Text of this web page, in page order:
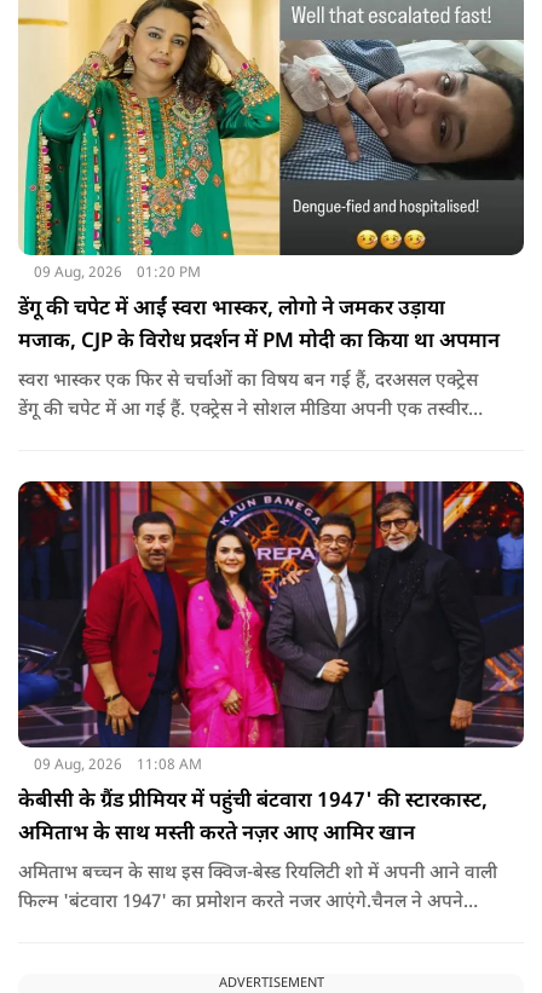
09 Aug, 2026 01:20 PM
डेंगू की चपेट में आईं स्वरा भास्कर, लोगो ने जमकर उड़ाया
मजाक, CJP के विरोध प्रदर्शन में PM मोदी का किया था अपमान
स्वरा भास्कर एक फिर से चर्चाओं का विषय बन गई हैं, दरअसल एक्ट्रेस
डेंगू की चपेट में आ गई हैं. एक्ट्रेस ने सोशल मीडिया अपनी एक तस्वीर
09 Aug, 2026 11:08 AM
केबीसी के ग्रैंड प्रीमियर में पहुंची बंटवारा 1947' की स्टारकास्ट,
अमिताभ के साथ मस्ती करते नज़र आए आमिर खान
अमिताभ बच्चन के साथ इस क्विज-बेस्ड रियलिटी शो में अपनी आने वाली
फिल्म 'बंटवारा 1947' का प्रमोशन करते नजर आएंगे.चैनल ने अपने
ADVERTISEMENT